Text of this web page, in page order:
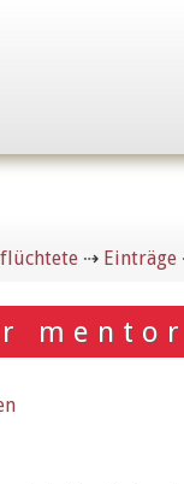
⇢ Einträge